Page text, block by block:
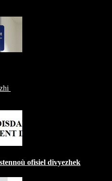
ofisiel divyezhek